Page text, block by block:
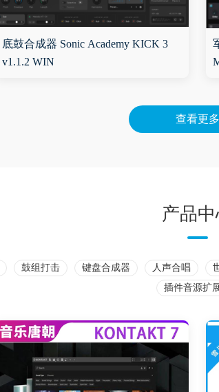
底鼓合成器 Sonic Academy KICK 3
v1.1.2 WIN
查看更多
产品
鼓组打击 键盘合成器 人声合唱
插件音源扩